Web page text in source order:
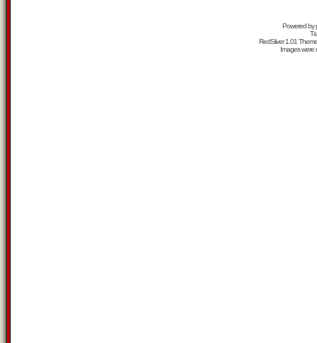
Powered by
RedSilver 1.01
Images were